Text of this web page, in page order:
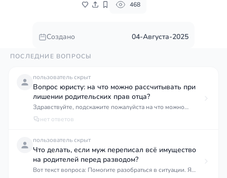
468
Создано 04-Августа-2025
ПОСЛЕДНИЕ ВОПРОСЫ
пользователь скрыт
Вопрос юристу: на что можно рассчитывать при
лишении родительских прав отца?
Здравствуйте, подскажите пожалуйста на что можно
рассчитывать если лишить родительских прав отца?
мне всего 17, работы нет, учится ещё 4 года, сестра
сможет работать только ближе к весне и то не на
постоянке она тоже ещё учится, сестра 18 лет. Мать была
лишена родительских прав ещё в моём детстве. Из других
нет ответов
пользователь скрыт
Что делать, если муж переписал всё имущество
на родителей перед разводом?
Вот текст вопроса: Помогите разобраться в ситуации. Я